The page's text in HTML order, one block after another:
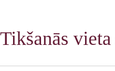
Tikšanās